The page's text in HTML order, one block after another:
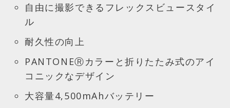
自由に撮影できるフレックスビュースタイ
ル
耐久性の向上
PANTONEⓇカラーと折りたたみ式のアイ
コニックなデザイン
大容量4,500mAhバッテリー